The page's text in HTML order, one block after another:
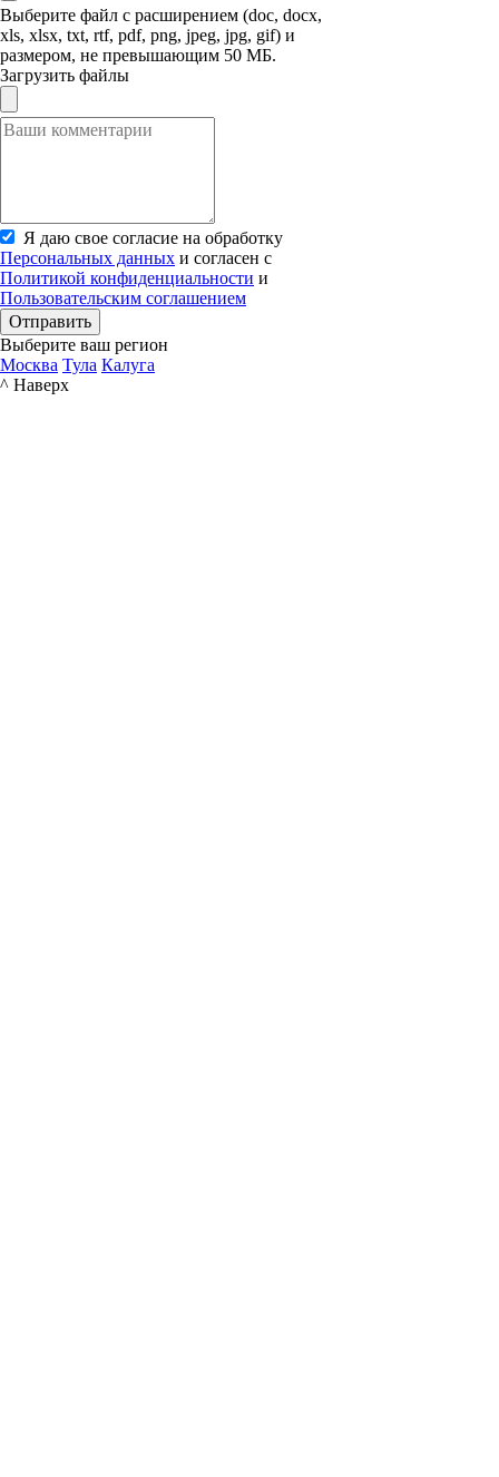
Выберите файл с расширением (doc, docx,
xls, xlsx, txt, rtf, pdf, png, jpeg, jpg, gif) и
размером, не превышающим 50 МБ.
Загрузить файлы
Я даю свое согласие на обработку
Персональных данных и согласен с
Политикой конфиденциальности и
Пользовательским соглашением
Отправить
Выберите ваш регион
Москва Тула Калуга
^ Наверх